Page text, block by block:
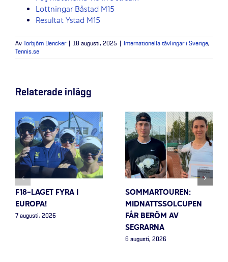
Lottningar Båstad M15
Resultat Ystad M15
Av Torbjörn Dencker 18 augusti, 2025 Internationella tävlingar i Sverige,
Tennis.se
Relaterade inlägg
F18-LAGET FYRA I
EUROPA!
7 augusti, 2026
SOMMARTOUREN:
MIDNATTSSOLCUPEN
FÅR BERÖM AV
SEGRARNA
6 augusti, 2026